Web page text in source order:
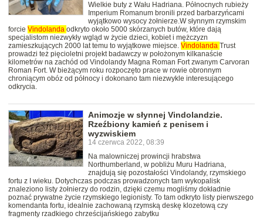
Wielkie buty z Wału Hadriana. Północnych rubieży
Imperium Romanum bronili przed barbarzyńcami
wyjątkowo wysocy żołnierze.W słynnym rzymskim
forcie Vindolanda odkryto około 5000 skórzanych butów, które dają
specjalistom niezwykły wgląd w życie dzieci, kobiet i mężczyzn
zamieszkujących 2000 lat temu to wyjątkowe miejsce. Vindolanda Trust
prowadzi też pięcioletni projekt badawczy w położonym kilkanaście
kilometrów na zachód od Vindolandy Magna Roman Fort zwanym Carvoran
Roman Fort. W bieżącym roku rozpoczęto prace w rowie obronnym
chroniącym obóz od północy i dokonano tam niezwykle interesującego
odkrycia.
Animozje w słynnej Vindolandzie.
Rzeźbiony kamień z penisem i
wyzwiskiem
14 czerwca 2022, 08:39
Na malowniczej prowincji hrabstwa
Northumberland, w pobliżu Muru Hadriana,
znajdują się pozostałości Vindolandy, rzymskiego
fortu z I wieku. Dotychczas podczas prowadzonych tam wykopalisk
znaleziono listy żołnierzy do rodzin, dzięki czemu mogliśmy dokładnie
poznać prywatne życie rzymskiego legionisty. To tam odkryto listy pierwszego
komendanta fortu, idealnie zachowaną rzymską deskę klozetową czy
fragmenty rzadkiego chrześcijańskiego zabytku